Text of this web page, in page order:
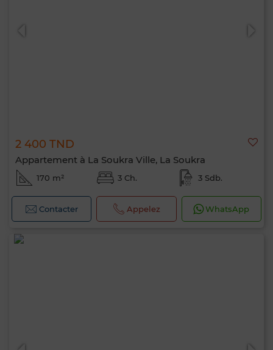
2 400 TND
Appartement à La Soukra Ville, La Soukra
170 m² 3 Ch. 3 Sdb.
Contacter Appelez WhatsApp